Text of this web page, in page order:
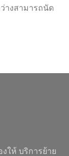
างสามารถนัด
ให้ บริการย้าย